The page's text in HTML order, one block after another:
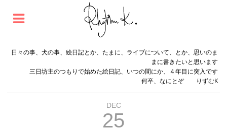
日々の事、犬の事、絵日記とか、たまに、ライブについて、とか、思いのま
まに書きたいと思います
三日坊主のつもりで始めた絵日記、いつの間にか、４年目に突入です
何卒、なにとぞ りずむK
DEC
25